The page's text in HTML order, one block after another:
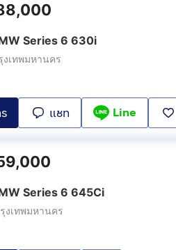
Series 6 630i
งเทพมหานคร
แชท Line
Series 6 645Ci
งเทพมหานคร